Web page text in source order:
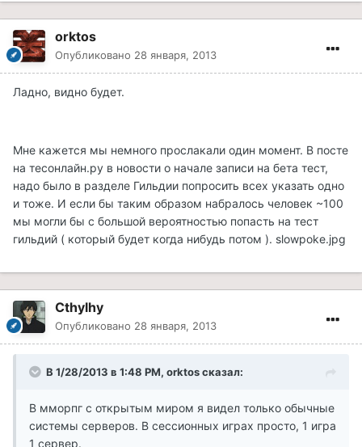
orktos
Опубликовано 28 января, 2013
Ладно, видно будет.
Мне кажется мы немного прослакали один момент. В посте
на тесонлайн.ру в новости о начале записи на бета тест,
надо было в разделе Гильдии попросить всех указать одно
и тоже. И если бы таким образом набралось человек ~100
мы могли бы с большой вероятностью попасть на тест
гильдий ( который будет когда нибудь потом ). slowpoke.jpg
Cthylhy
Опубликовано 28 января, 2013
В 1/28/2013 в 1:48 PM, orktos сказал:
В мморпг с открытым миром я видел только обычные
системы серверов. В сессионных играх просто, 1 игра
1 сервер.